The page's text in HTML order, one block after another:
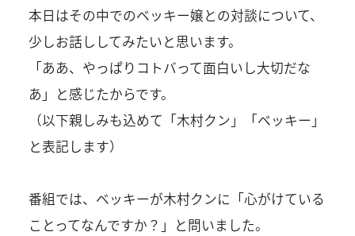
本日はその中でのベッキー嬢との対談について、
少しお話ししてみたいと思います。
「ああ、やっぱりコトバって面白いし大切だな
あ」と感じたからです。
（以下親しみも込めて「木村クン」「ベッキー」
と表記します）
番組では、ベッキーが木村クンに「心がけている
ことってなんですか？」と問いました。